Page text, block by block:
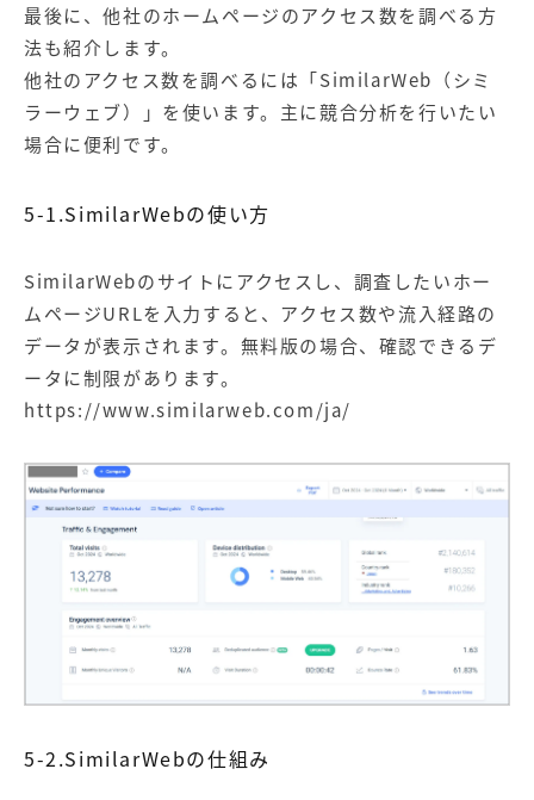
最後に、他社のホームページのアクセス数を調べる方
法も紹介します。
他社のアクセス数を調べるには「SimilarWeb（シミ
ラーウェブ）」を使います。主に競合分析を行いたい
場合に便利です。
5-1.SimilarWebの使い方
SimilarWebのサイトにアクセスし、調査したいホー
ムページURLを入力すると、アクセス数や流入経路の
データが表示されます。無料版の場合、確認できるデ
ータに制限があります。
https://www.similarweb.com/ja/
5-2.SimilarWebの仕組み